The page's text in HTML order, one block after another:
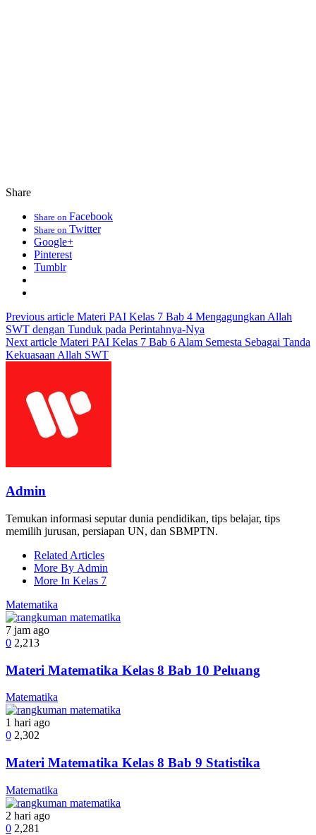
Share
Share on Facebook
Share on Twitter
Google+
Pinterest
Tumblr
Previous article Materi PAI Kelas 7 Bab 4 Mengagungkan Allah
SWT dengan Tunduk pada Perintahnya-Nya
Next article Materi PAI Kelas 7 Bab 6 Alam Semesta Sebagai Tanda
Kekuasaan Allah SWT
Admin
Temukan informasi seputar dunia pendidikan, tips belajar, tips
memilih jurusan, persiapan UN, dan SBMPTN.
Related Articles
More By Admin
More In Kelas 7
Matematika
7 jam ago
0 2,213
Materi Matematika Kelas 8 Bab 10 Peluang
Matematika
1 hari ago
0 2,302
Materi Matematika Kelas 8 Bab 9 Statistika
Matematika
2 hari ago
0 2,281